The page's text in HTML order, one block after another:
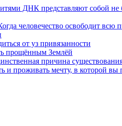
ДНК представляют собой не
человечество освободит всю
от уз привязанности
прощённым Землёй
причина
проживать мечту, в которой вы